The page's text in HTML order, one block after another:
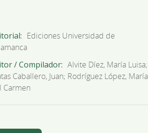
Ediciones Universidad de
/ Compilador Alvite Díez, María Luisa;
Caballero, Juan; Rodríguez López, María
Carmen